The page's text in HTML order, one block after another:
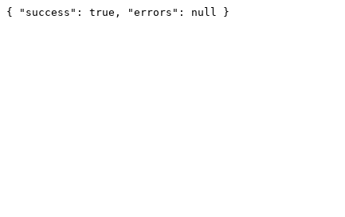
{ "success": true, "errors": null }